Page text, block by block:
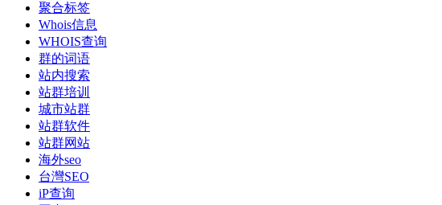
聚合标签
Whois信息
WHOIS查询
群的词语
站内搜索
站群培训
城市站群
站群软件
站群网站
海外seo
台灣SEO
iP查询